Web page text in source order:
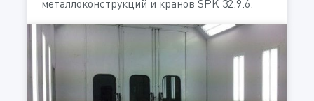
металлоконструкций и кранов SPK 32.9.6.